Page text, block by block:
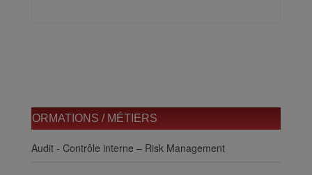
FORMATIONS / MÉTIERS
Audit - Contrôle interne – Risk Management